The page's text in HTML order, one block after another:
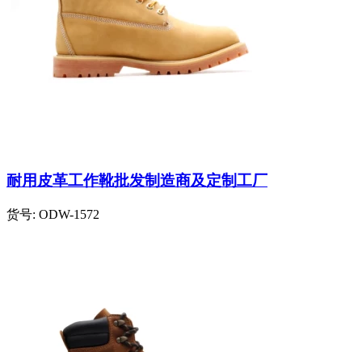
耐用皮革工作靴批发制造商及定制工厂
货号: ODW-1572